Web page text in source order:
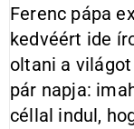
Ferenc pápa
kedvéért ide
oltani a
pár napja:
céllal indul,